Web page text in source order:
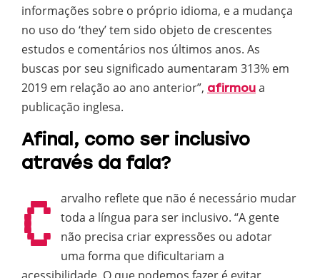
informações sobre o próprio idioma, e a mudança
no uso do ‘they’ tem sido objeto de crescentes
estudos e comentários nos últimos anos. As
buscas por seu significado aumentaram 313% em
2019 em relação ao ano anterior”, afirmou a
publicação inglesa.
Afinal, como ser inclusivo
através da fala?
C
arvalho reflete que não é necessário mudar
toda a língua para ser inclusivo. “A gente
não precisa criar expressões ou adotar
uma forma que dificultariam a